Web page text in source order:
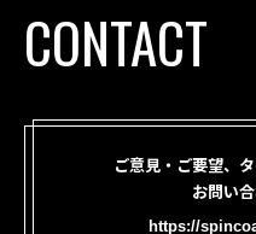
CONTACT
ご意見・ご要望、
お問い
https://